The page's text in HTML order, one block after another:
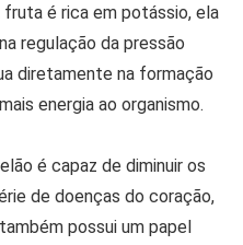
é rica em potássio, ela
regulação da pressão
diretamente na formação
energia ao organismo.
é capaz de diminuir os
de doenças do coração,
possui um papel